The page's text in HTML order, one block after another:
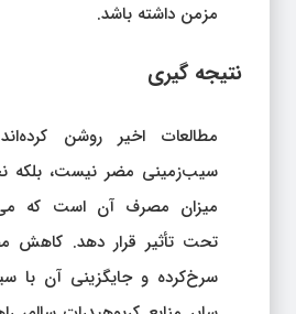
مزمن داشته باشد.
نتیجه‌ گیری
مطالعات اخیر روشن
سیب‌زمینی مضر نیست، بلکه
میزان مصرف آن است که
تحت تأثیر قرار دهد. کاهش
سرخ‌کرده و جایگزینی آن با